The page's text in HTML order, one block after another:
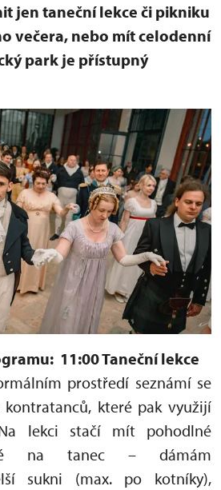
jen taneční lekce či pikniku
večera, nebo mít celodenní
park je přístupný
11:00 Taneční lekce
prostředí seznámí se
kontratanců, které pak využijí
lekci stačí mít pohodlné
na tanec – dámám
sukni (max. po kotníky),